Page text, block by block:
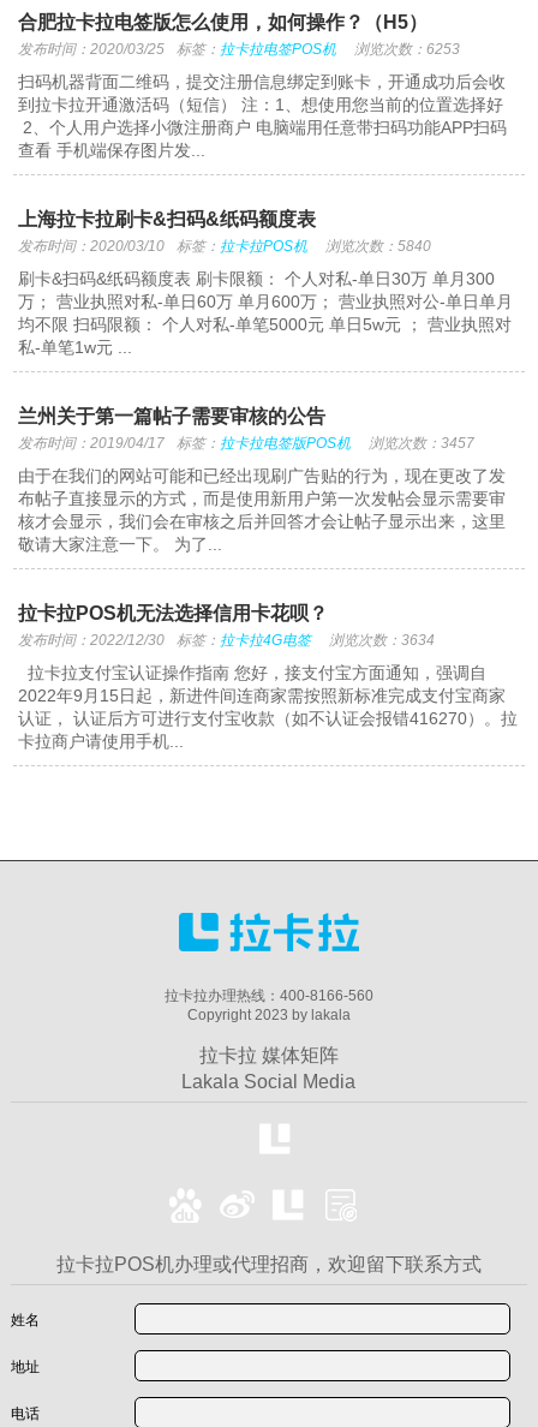
合肥拉卡拉电签版怎么使用，如何操作？（H5）
发布时间：2020/03/25 标签： 拉卡拉电签POS机 浏览次数：6253
扫码机器背面二维码，提交注册信息绑定到账卡，开通成功后会收
到拉卡拉开通激活码（短信） 注：1、想使用您当前的位置选择好
2、个人用户选择小微注册商户 电脑端用任意带扫码功能APP扫码
查看 手机端保存图片发...
上海拉卡拉刷卡&扫码&纸码额度表
发布时间：2020/03/10 标签： 拉卡拉POS机 浏览次数：5840
刷卡&扫码&纸码额度表 刷卡限额： 个人对私-单日30万 单月300
万； 营业执照对私-单日60万 单月600万； 营业执照对公-单日单月
均不限 扫码限额： 个人对私-单笔5000元 单日5w元 ； 营业执照对
私-单笔1w元 ...
兰州关于第一篇帖子需要审核的公告
发布时间：2019/04/17 标签： 拉卡拉电签版POS机 浏览次数：3457
由于在我们的网站可能和已经出现刷广告贴的行为，现在更改了发
布帖子直接显示的方式，而是使用新用户第一次发帖会显示需要审
核才会显示，我们会在审核之后并回答才会让帖子显示出来，这里
敬请大家注意一下。 为了...
拉卡拉POS机无法选择信用卡花呗？
发布时间：2022/12/30 标签： 拉卡拉4G电签 浏览次数：3634
拉卡拉支付宝认证操作指南 您好，接支付宝方面通知，强调自
2022年9月15日起，新进件间连商家需按照新标准完成支付宝商家
认证， 认证后方可进行支付宝收款（如不认证会报错416270）。拉
卡拉商户请使用手机...
拉卡拉办理热线：400-8166-560
Copyright 2023 by lakala
拉卡拉 媒体矩阵
Lakala Social Media
拉卡拉POS机办理或代理招商，欢迎留下联系方式
姓名
地址
电话